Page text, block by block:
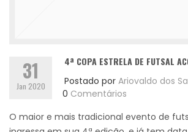
31
Jan 2020
4ª COPA ESTRELA DE FUTSAL
Postado por Ariovaldo dos
0 Comentários
O maior e mais tradicional evento de